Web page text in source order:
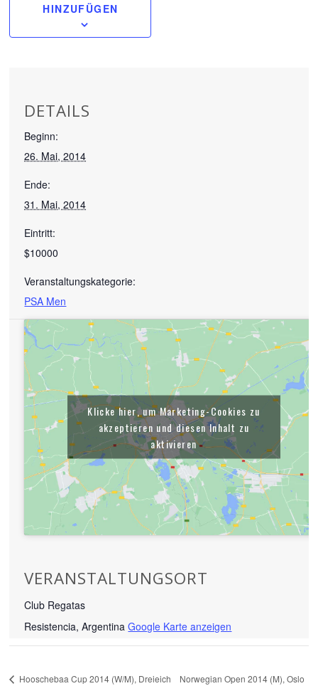
HINZUFÜGEN
DETAILS
Beginn:
26. Mai, 2014
Ende:
31. Mai, 2014
Eintritt:
$10000
Veranstaltungskategorie:
PSA Men
VERANSTALTUNGSORT
Club Regatas
Resistencia, Argentina Google Karte anzeigen
Klicke hier, um Marketing-Cookies zu
akzeptieren und diesen Inhalt zu
aktivieren
Hooschebaa Cup 2014 (W/M), Dreieich Norwegian Open 2014 (M), Oslo